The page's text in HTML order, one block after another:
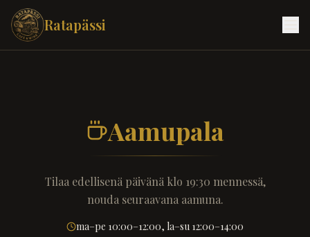
Ratapässi
Aamupala
Tilaa edellisenä päivänä klo 19:30 mennessä,
nouda seuraavana aamuna.
ma–pe 10:00–12:00, la–su 12:00–14:00